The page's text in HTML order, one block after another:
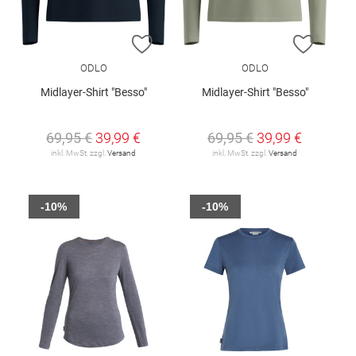
ZUR WUNSCHLISTE HINZUFÜGEN
ODLO
Midlayer-Shirt "Besso"
69,95 € 39,99 €
inkl. MwSt. zzgl. Versand
ZUR
ODLO
Midlayer-Shirt "Besso"
69,95 € 39,99 €
inkl. MwSt. zzgl. Versand
-10% -10%